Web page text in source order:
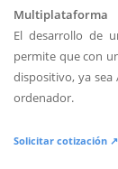
Multiplataforma
El desarrollo de
permite que con
dispositivo, ya sea
ordenador.
Solicitar cotización ↗